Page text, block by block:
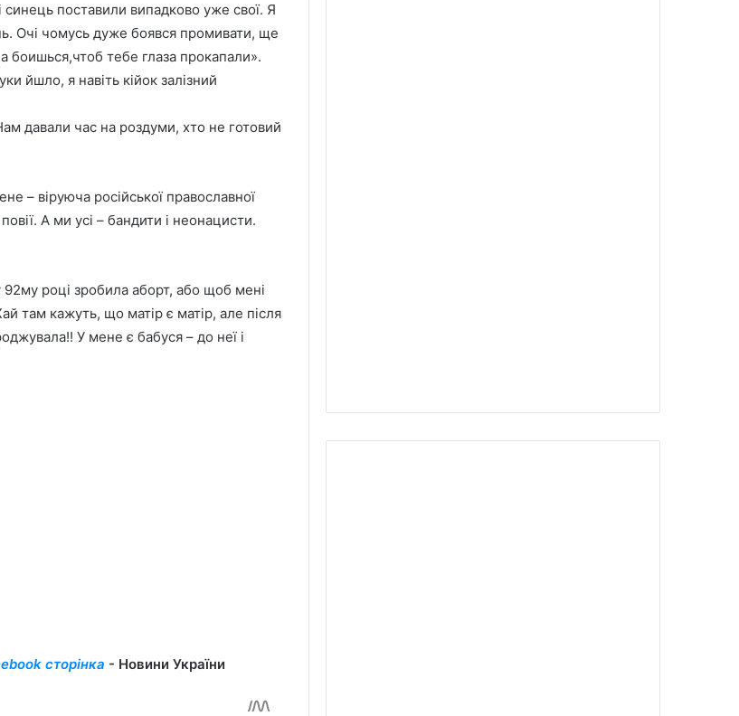
синець поставили випадково уже свої. Я
Очі чомусь дуже боявся промивати, ще
боишься,чтоб тебе глаза прокапали».
йшло, я навіть кійок залізний
давали час на роздуми, хто не готовий
– віруюча російської православної
А ми усі – бандити і неонацисти.
році зробила аборт, або щоб мені
там кажуть, що матір є матір, але після
У мене є бабуся – до неї і
сторінка - Новини України